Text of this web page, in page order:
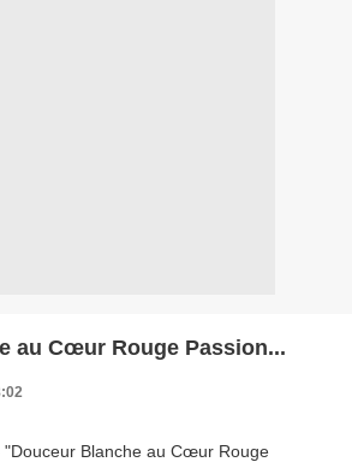
au Cœur Rouge Passion...